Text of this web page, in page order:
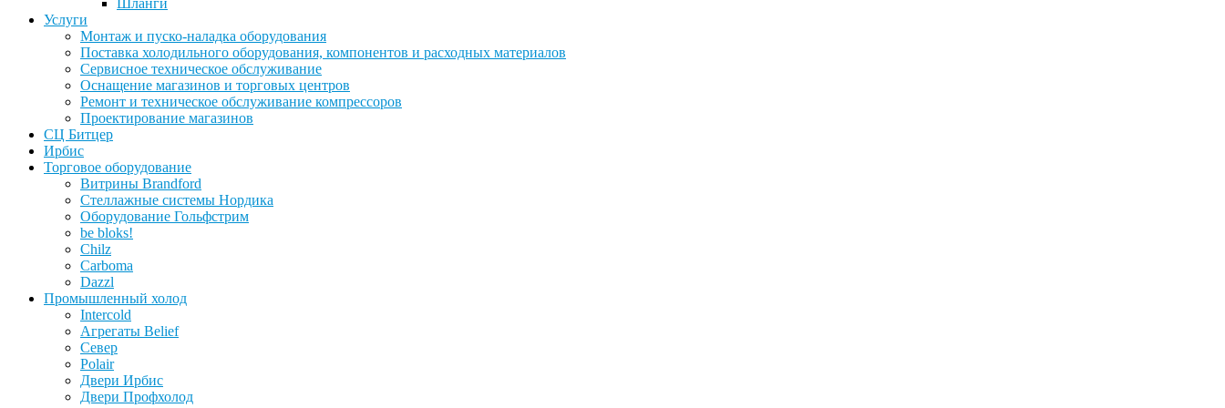
Шланги
Услуги
Монтаж и пуско-наладка оборудования
Поставка холодильного оборудования, компонентов и расходных материалов
Сервисное техническое обслуживание
Оснащение магазинов и торговых центров
Ремонт и техническое обслуживание компрессоров
Проектирование магазинов
СЦ Битцер
Ирбис
Торговое оборудование
Витрины Brandford
Стеллажные системы Нордика
Оборудование Гольфстрим
be bloks!
Chilz
Carboma
Dazzl
Промышленный холод
Intercold
Агрегаты Belief
Север
Polair
Двери Ирбис
Двери Профхолод